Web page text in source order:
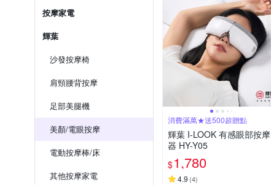
按摩家電
輝葉
沙發按摩椅
肩頸腰背按摩
足部美腿機
美顏/電眼按摩
電動按摩棒/床
其他按摩家電
消費滿萬★送500超贈點
輝葉 I-LOOK 有感眼部按摩
器 HY-Y05
$1,780
4.9 (4)